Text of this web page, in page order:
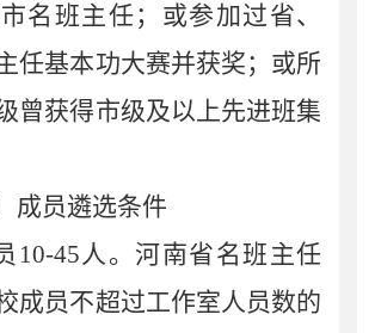
名班主任；或参加过省、
任基本功大赛并获奖；或所
曾获得市级及以上先进班集
成员遴选条件
10-45人。河南省名班主任
成员不超过工作室人员数的